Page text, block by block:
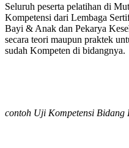
Seluruh peserta pelatihan di
Kompetensi dari Lembaga
Bayi & Anak dan Pekarya
secara teori maupun praktek
sudah Kompeten di bidangnya.
contoh Uji Kompetensi Bidang